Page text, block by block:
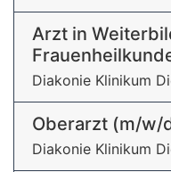
Arzt in
Diakonie Klinikum
Oberarzt (m/w/
Diakonie Klinikum